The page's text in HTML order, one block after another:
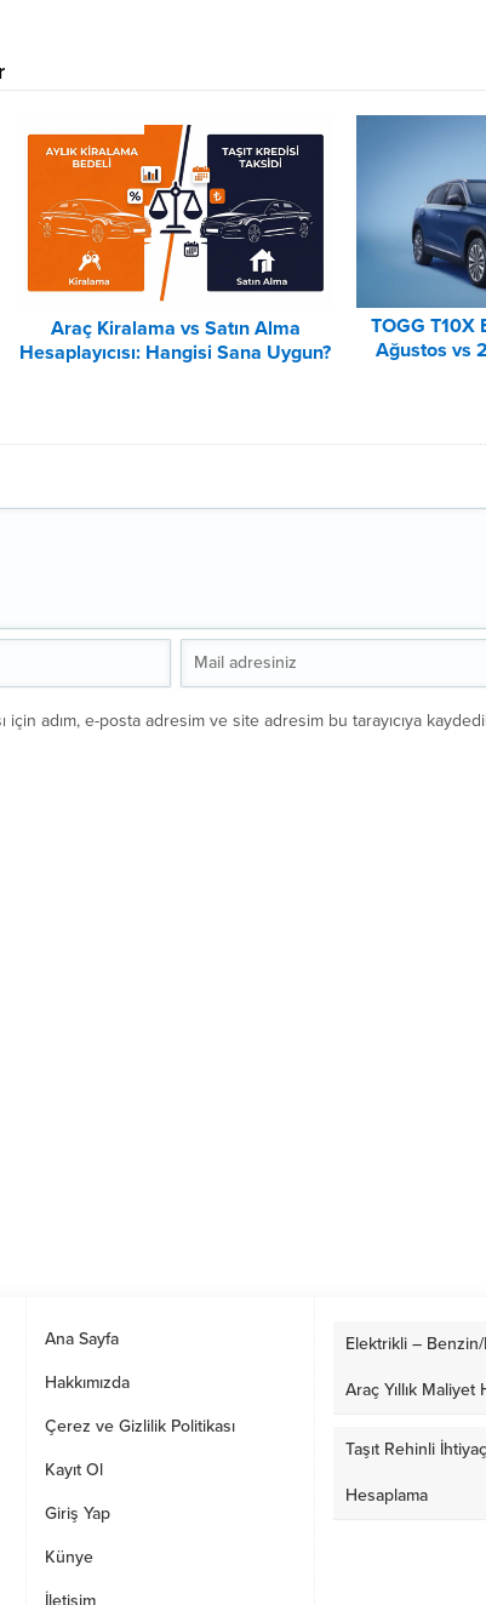
Araç Kiralama vs Satın Alma
Hesaplayıcısı: Hangisi Sana Uygun?
TOGG
Ağustos vs
için adım, e-posta adresim ve site adresim bu tarayıcıya
Ana Sayfa
Hakkımızda
Çerez ve Gizlilik Politikası
Kayıt Ol
Giriş Yap
Künye
İletişim
Elektrikli –
Araç Yıllık Maliyet
Taşıt Rehinli
Hesaplama